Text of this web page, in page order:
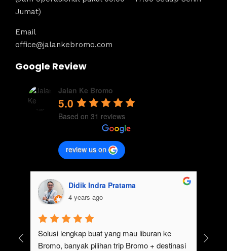
Jumat)
Email
office@jalankebromo.com
Google Review
Jalan Ke Bromo
5.0
Based on 31 reviews
review us on
Didik Indra Pratama
4 years ago
Solusi lengkap buat yang mau liburan ke
Bromo, banyak pilihan trip Bromo + destinasi